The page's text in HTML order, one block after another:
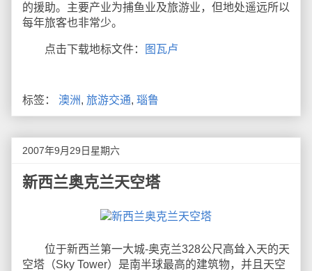
的援助。主要产业为捕鱼业及旅游业，但地处遥远所以
每年旅客也非常少。
点击下载地标文件： 图瓦卢
标签： 澳洲, 旅游交通, 瑙鲁
2007年9月29日星期六
新西兰奥克兰天空塔
位于新西兰第一大城-奥克兰328公尺高耸入天的天
空塔（Sky Tower）是南半球最高的建筑物，并且天空